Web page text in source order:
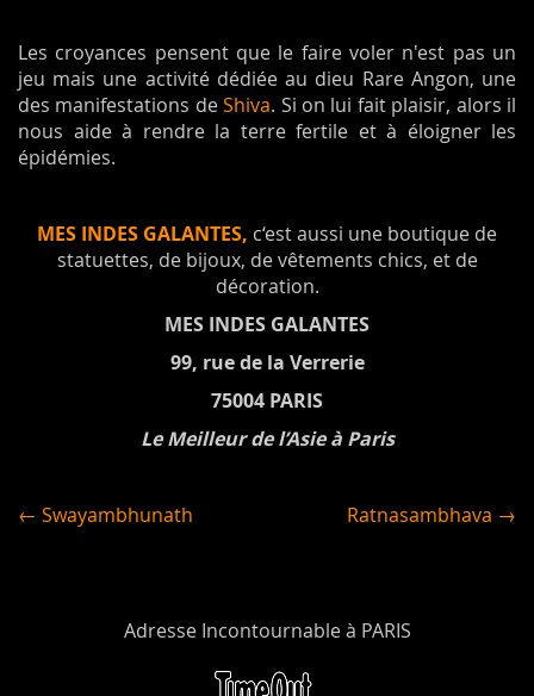
Les croyances pensent que le faire voler n'est pas un
jeu mais une activité dédiée au dieu Rare Angon, une
des manifestations deShiva. Si on lui fait plaisir, alors il
nous aide à rendre la terre fertile et à éloigner les
épidémies.
MES INDES GALANTES, c‘est aussi une boutique de
statuettes, de bijoux, de vêtements chics, et de
décoration.
MES INDES GALANTES
99, rue de la Verrerie
75004 PARIS
Le Meilleur de l’Asie à Paris
← Swayambhunath Ratnasambhava →
Adresse Incontournable à PARIS